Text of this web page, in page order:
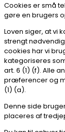
Cookies er små
gøre en brugers
Loven siger, at vi
strengt
cookies har vi
kategoriseres
art. 6 (1) (f). Alle
præferencer og
(1) (a).
Denne side
placeres af